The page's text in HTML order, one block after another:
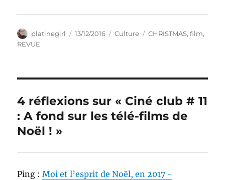
Auteur
platinegirl
Publié
13/12/2016 Catégories
Culture Étiquettes
CHRISTMAS,film,
REVUE
4 réflexions sur « Ciné club # 11
: A fond sur les télé-films de
Noël ! »
Ping :Moi et l’esprit de Noël, en 2017 -